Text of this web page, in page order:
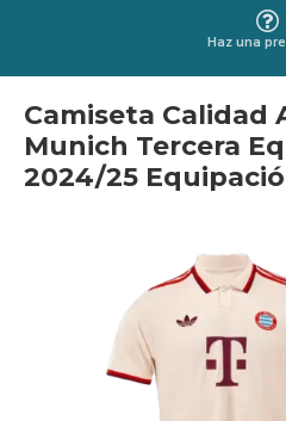
Haz una
Camiseta Calidad
Munich Tercera
2024/25